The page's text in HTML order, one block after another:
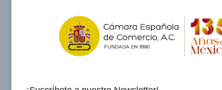
La apuesta de la inversión mexicana crece,
ocupa el sexto lugar de inversión en España.